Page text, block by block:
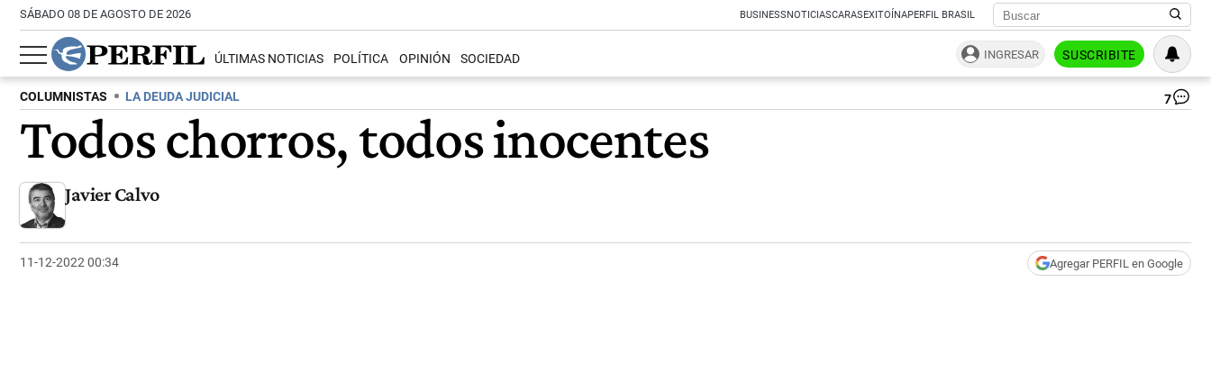
SÁBADO 08 DE AGOSTO DE 2026 BUSINESSNOTICIASCARASEXITOÍNAPERFIL BRASIL
ÚLTIMAS NOTICIAS POLÍTICA OPINIÓN SOCIEDAD INGRESAR SUSCRIBITE
COLUMNISTAS LA DEUDA JUDICIAL 7
Todos chorros, todos inocentes
Javier Calvo
11-12-2022 00:34 Agregar PERFIL en Google